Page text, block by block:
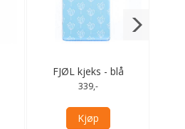
FJØL kjeks - blå
339,-
Kjøp